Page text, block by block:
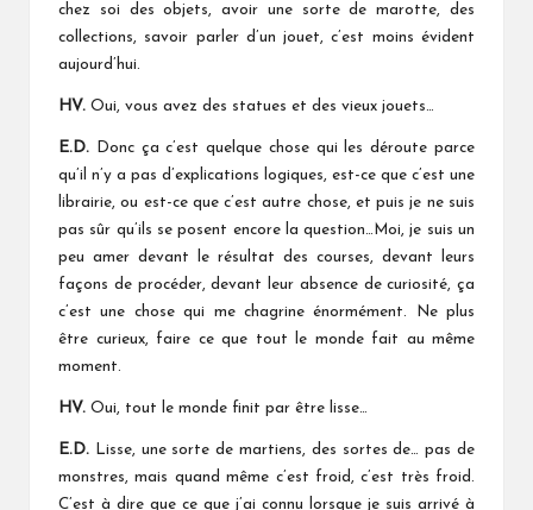
chez soi des objets, avoir une sorte de marotte, des
collections, savoir parler d’un jouet, c’est moins évident
aujourd’hui.
HV. Oui, vous avez des statues et des vieux jouets…
E.D. Donc ça c’est quelque chose qui les déroute parce
qu’il n’y a pas d’explications logiques, est-ce que c’est une
librairie, ou est-ce que c’est autre chose, et puis je ne suis
pas sûr qu’ils se posent encore la question…Moi, je suis un
peu amer devant le résultat des courses, devant leurs
façons de procéder, devant leur absence de curiosité, ça
c’est une chose qui me chagrine énormément. Ne plus
être curieux, faire ce que tout le monde fait au même
moment.
HV. Oui, tout le monde finit par être lisse…
E.D. Lisse, une sorte de martiens, des sortes de… pas de
monstres, mais quand même c’est froid, c’est très froid.
C’est à dire que ce que j’ai connu lorsque je suis arrivé à